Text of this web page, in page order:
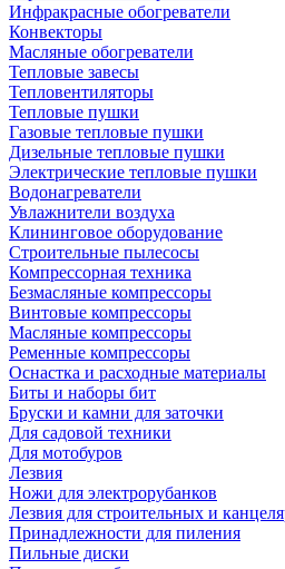
Инфракрасные обогреватели
Конвекторы
Масляные обогреватели
Тепловые завесы
Тепловентиляторы
Тепловые пушки
Газовые тепловые пушки
Дизельные тепловые пушки
Электрические тепловые пушки
Водонагреватели
Увлажнители воздуха
Клининговое оборудование
Строительные пылесосы
Компрессорная техника
Безмасляные компрессоры
Винтовые компрессоры
Масляные компрессоры
Ременные компрессоры
Оснастка и расходные материалы
Биты и наборы бит
Бруски и камни для заточки
Для садовой техники
Для мотобуров
Лезвия
Ножи для электрорубанков
Лезвия для строительных и
Принадлежности для пиления
Пильные диски